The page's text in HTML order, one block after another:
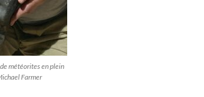
météorites en plein
Farmer